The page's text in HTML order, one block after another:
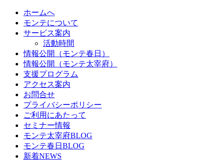
ホームへ
モンテについて
サービス案内
活動時間
情報公開（モンテ春日）
情報公開（モンテ太宰府）
支援プログラム
アクセス案内
お問合せ
プライバシーポリシー
ご利用にあたって
セミナー情報
モンテ太宰府BLOG
モンテ春日BLOG
新着NEWS